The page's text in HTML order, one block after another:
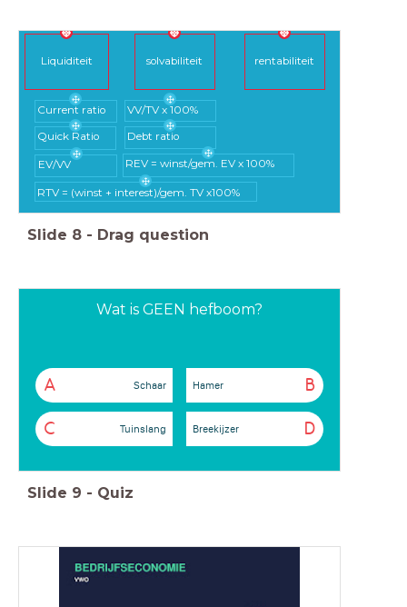
Liquiditeit solvabiliteit rentabiliteit
Current ratio
Quick Ratio
EV/VV
VV/TV x 100%
REV = winst/gem. EV x 100%
RTV = (winst + interest)/gem. TV x100%
Debt ratio
Slide 8 - Drag question
Wat is GEEN hefboom?
A Schaar B
Hamer
C Tuinslang D
Breekijzer
Slide 9 - Quiz